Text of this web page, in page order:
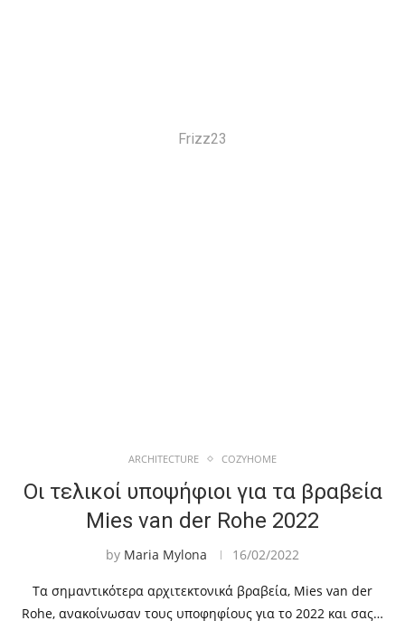
Frizz23
ARCHITECTURE COZYHOME
Οι τελικοί υποψήφιοι για τα βραβεία
Mies van der Rohe 2022
by Maria Mylona 16/02/2022
Τα σημαντικότερα αρχιτεκτονικά βραβεία, Mies van der
Rohe, ανακοίνωσαν τους υποφηφίους για το 2022 και σας…